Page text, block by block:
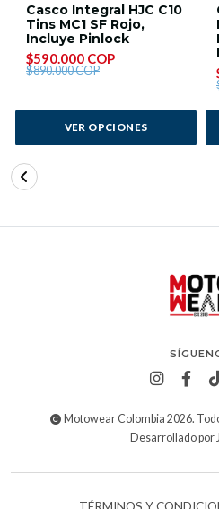
Casco Integral HJC C10
Tins MC1 SF Rojo,
Incluye Pinlock
$590.000 COP
$890.000 COP
VER OPCIONES
Motowear Colombia 2026.
Desarrollado por
TÉRMINOS Y